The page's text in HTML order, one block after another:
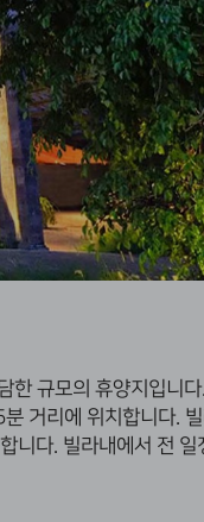
한 규모의 휴양지입니다.
거리에 위치합니다.
다. 빌라내에서 전